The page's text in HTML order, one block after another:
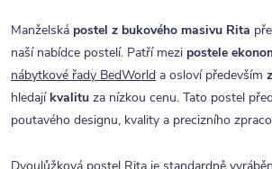
Manželská postel z bukového masivu Rita
naší nabídce postelí. Patří mezi postele
nábytkové řady BedWorld a osloví především
hledajíkvalitu za nízkou cenu. Tato postel
poutavého designu, kvality a precizního